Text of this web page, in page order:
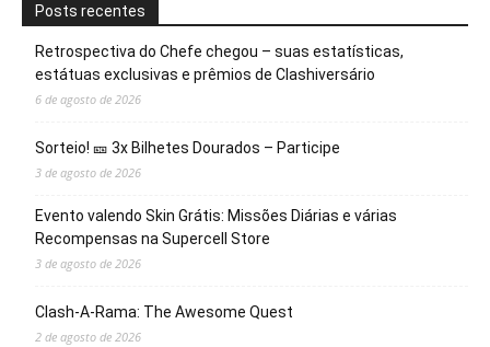
Posts recentes
Retrospectiva do Chefe chegou – suas estatísticas,
estátuas exclusivas e prêmios de Clashiversário
6 de agosto de 2026
Sorteio! 🎫 3x Bilhetes Dourados – Participe
3 de agosto de 2026
Evento valendo Skin Grátis: Missões Diárias e várias
Recompensas na Supercell Store
3 de agosto de 2026
Clash-A-Rama: The Awesome Quest
2 de agosto de 2026